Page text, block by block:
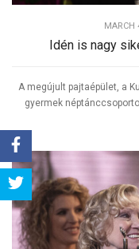
MARCH
Idén is nagy
A megújult pajtaépület, a
gyermek
Share
Tweet